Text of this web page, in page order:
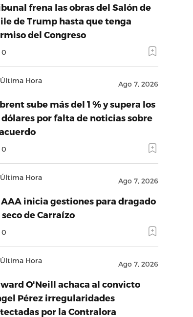
frena las obras del Salón de
de Trump hasta que tenga
del Congreso
0
Última Hora Ago 7, 2026
sube más del 1 % y supera los
dólares por falta de noticias sobre
0
Última Hora Ago 7, 2026
AAA inicia gestiones para dragado
seco de Carraízo
0
Última Hora Ago 7, 2026
O'Neill achaca al convicto
Pérez irregularidades
por la Contralora